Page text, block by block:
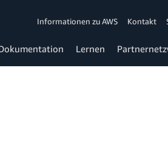
Informationen zu AWS Kontakt
Lernen